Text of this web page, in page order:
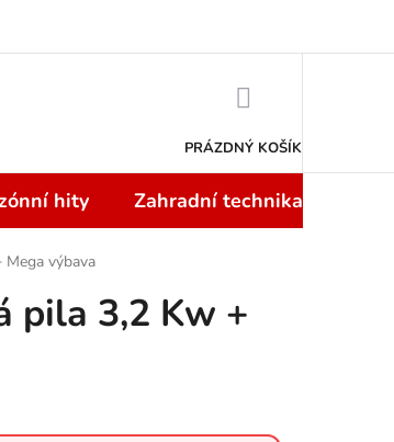
PRÁZDNÝ KOŠÍK
hity Zahradní technika
výbava
pila 3,2 Kw +